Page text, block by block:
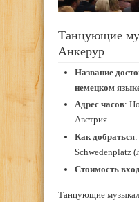
Танцующие
Анкерур
Название
немецком
Адрес часов:
Австрия
Как добраться:
Schwedenplatz
Стоимость
Танцующие